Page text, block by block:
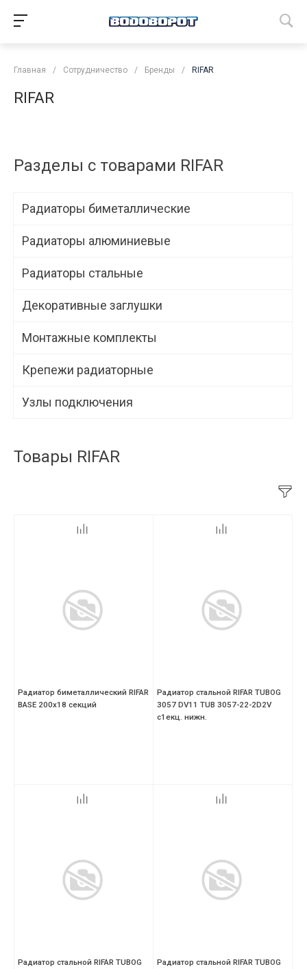
Главная / Сотрудничество / Бренды / RIFAR
RIFAR
Разделы с товарами RIFAR
Радиаторы биметаллические
Радиаторы алюминиевые
Радиаторы стальные
Декоративные заглушки
Монтажные комплекты
Крепежи радиаторные
Узлы подключения
Товары RIFAR
Радиатор биметаллический RIFAR
ВASE 200х18 секций
Радиатор стальной RIFAR TUBOG
3057 DV11 TUB 3057-22-2D2V
с1екц. нижн.
Радиатор стальной RIFAR TUBOG
Радиатор стальной RIFAR TUBOG